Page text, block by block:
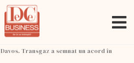
Davos. Transgaz a semnat un acord în